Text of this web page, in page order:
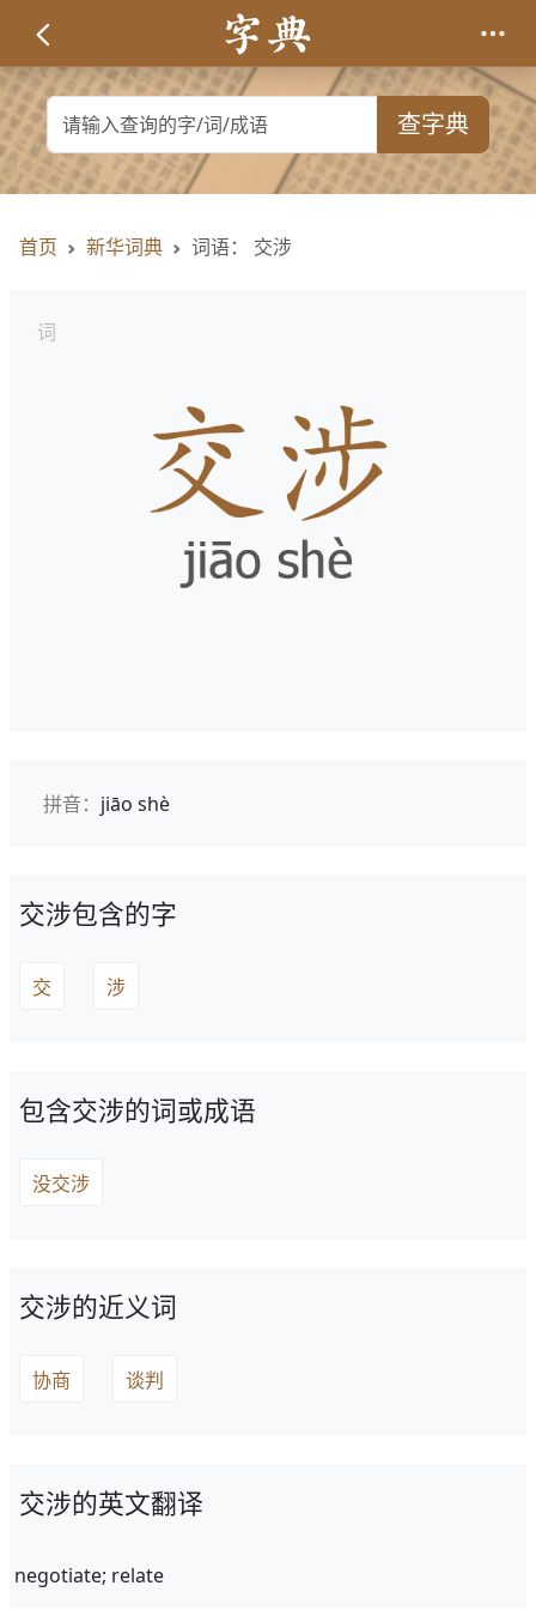
查字典
首页 新华词典 词语： 交涉
词
拼音： jiāo shè
交涉包含的字
交 涉
包含交涉的词或成语
没交涉
交涉的近义词
协商 谈判
交涉的英文翻译
negotiate; relate